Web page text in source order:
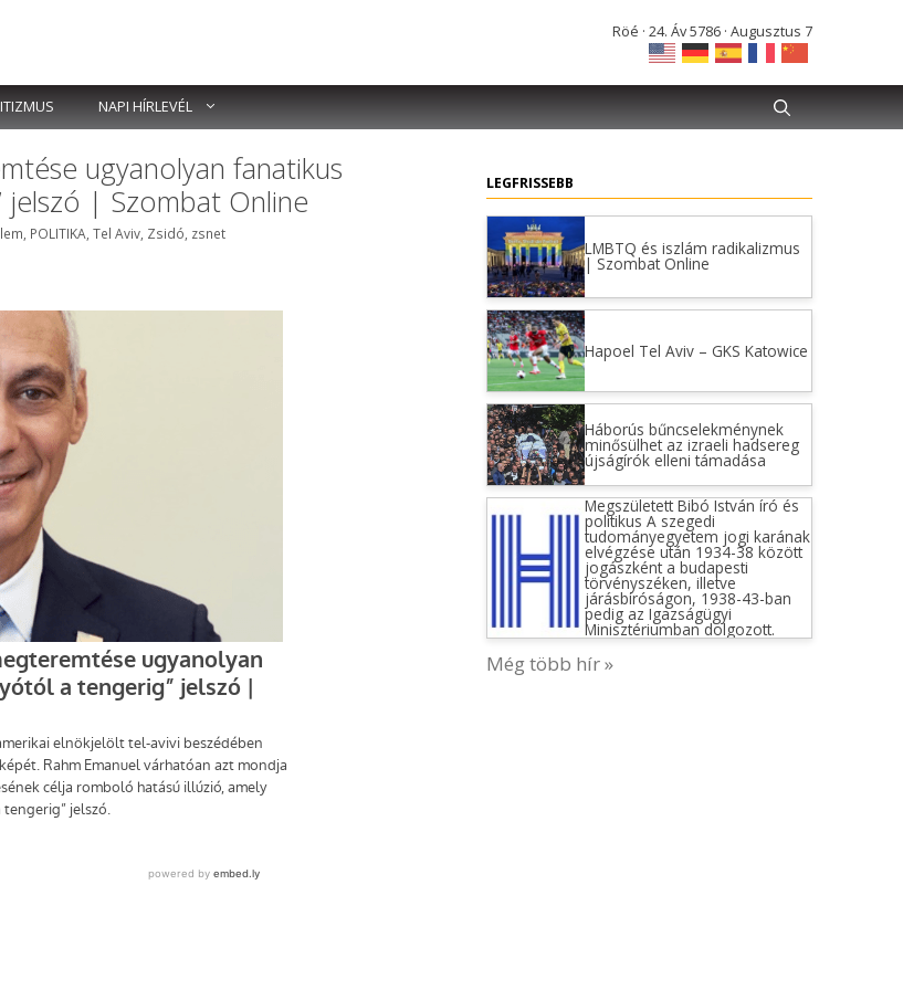
Röé · 24. Áv 5786 · Augusztus 7
NAPI HÍRLEVÉL
ugyanolyan fanatikus
jelszó | Szombat Online
POLITIKA Tel Aviv Zsidó zsnet
LEGFRISSEBB
LMBTQ és iszlám radikalizmus
| Szombat Online
Hapoel Tel Aviv – GKS Katowice
Háborús bűncselekménynek
minősülhet az izraeli hadsereg
újságírók elleni támadása
Megszületett Bibó István író és
politikus A szegedi
tudományegyetem jogi karának
elvégzése után 1934-38 között
jogászként a budapesti
törvényszéken, illetve
járásbíróságon, 1938-43-ban
pedig az Igazságügyi
Minisztériumban dolgozott.
Még több hír »